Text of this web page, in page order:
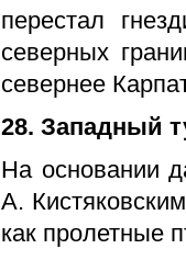
перестал
северных
севернее
28. Западный
На основании
А.
как пролетные